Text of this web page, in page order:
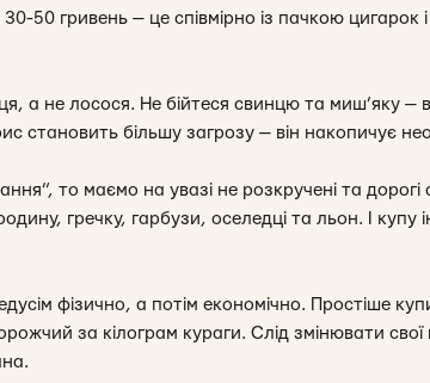
50 гривень — це співмірно із пачкою цигарок
а не лосося. Не бійтеся свинцю та миш’яку —
становить більшу загрозу — він накопичує
то маємо на увазі не розкручені та дорогі
гречку, гарбузи, оселедці та льон. І купу
фізично, а потім економічно. Простіше
за кілограм кураги. Слід змінювати